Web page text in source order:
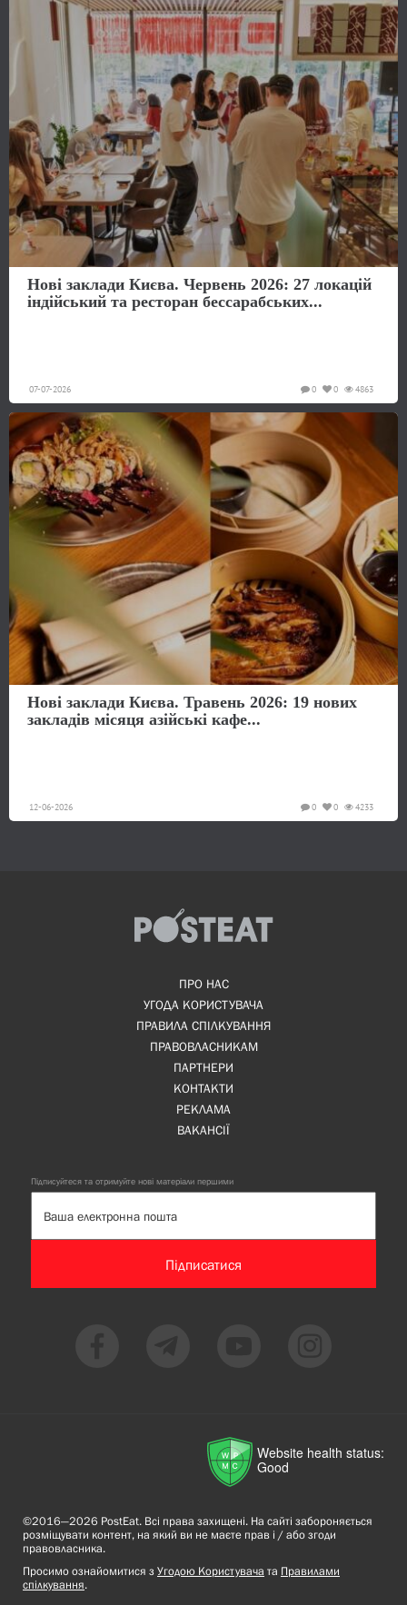
Нові заклади Києва. Червень 2026: 27 локацій
індійський та ресторан бессарабських...
07-07-2026 4863
0
0
Нові заклади Києва. Травень 2026: 19 нових
закладів місяця азійські кафе...
12-06-2026 4233
0
0
ПРО НАС
УГОДА КОРИСТУВАЧА
ПРАВИЛА СПІЛКУВАННЯ
ПРАВОВЛАСНИКАМ
ПАРТНЕРИ
КОНТАКТИ
РЕКЛАМА
ВАКАНСІЇ
Підписуйтеся та отримуйте нові матеріали першими
Підписатися
Website health status:
Good
©2016—2026 PostEat. Всі права захищені. На сайті забороняється
розміщувати контент, на який ви не маєте прав і / або згоди
правовласника.
Просимо ознайомитися з Угодою Користувача та Правилами
спілкування.